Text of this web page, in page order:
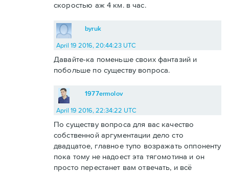
скоростью аж 4 км. в час.
byruk
April 19 2016, 20:44:23 UTC
Давайте-ка поменьше своих фантазий и
побольше по существу вопроса.
1977ermolov
April 19 2016, 22:34:22 UTC
По существу вопроса для вас качество
собственной аргументации дело сто
двадцатое, главное тупо возражать оппоненту
пока тому не надоест эта тягомотина и он
просто перестанет вам отвечать, и всё